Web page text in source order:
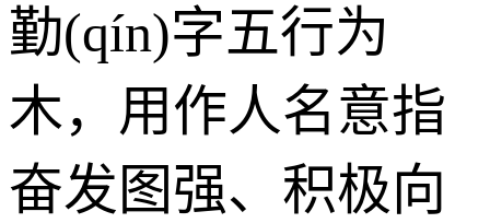
勤(qín)字五行为
木，用作人名意指
奋发图强、积极向